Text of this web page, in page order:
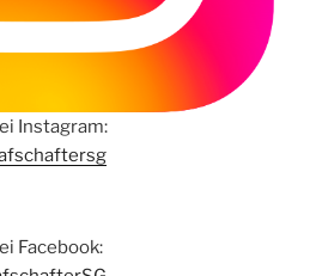
Instagram:
Facebook: